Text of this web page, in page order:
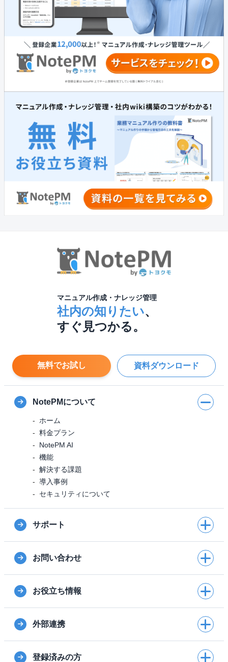
マニュアル作成・ナレッジ管理
社内の知りたい、
すぐ見つかる。
無料でお試し 資料ダウンロード
NotePMについて
ホーム
料金プラン
NotePM AI
機能
解決する課題
導入事例
セキュリティについて
サポート
お問い合わせ
お役立ち情報
外部連携
登録済みの方